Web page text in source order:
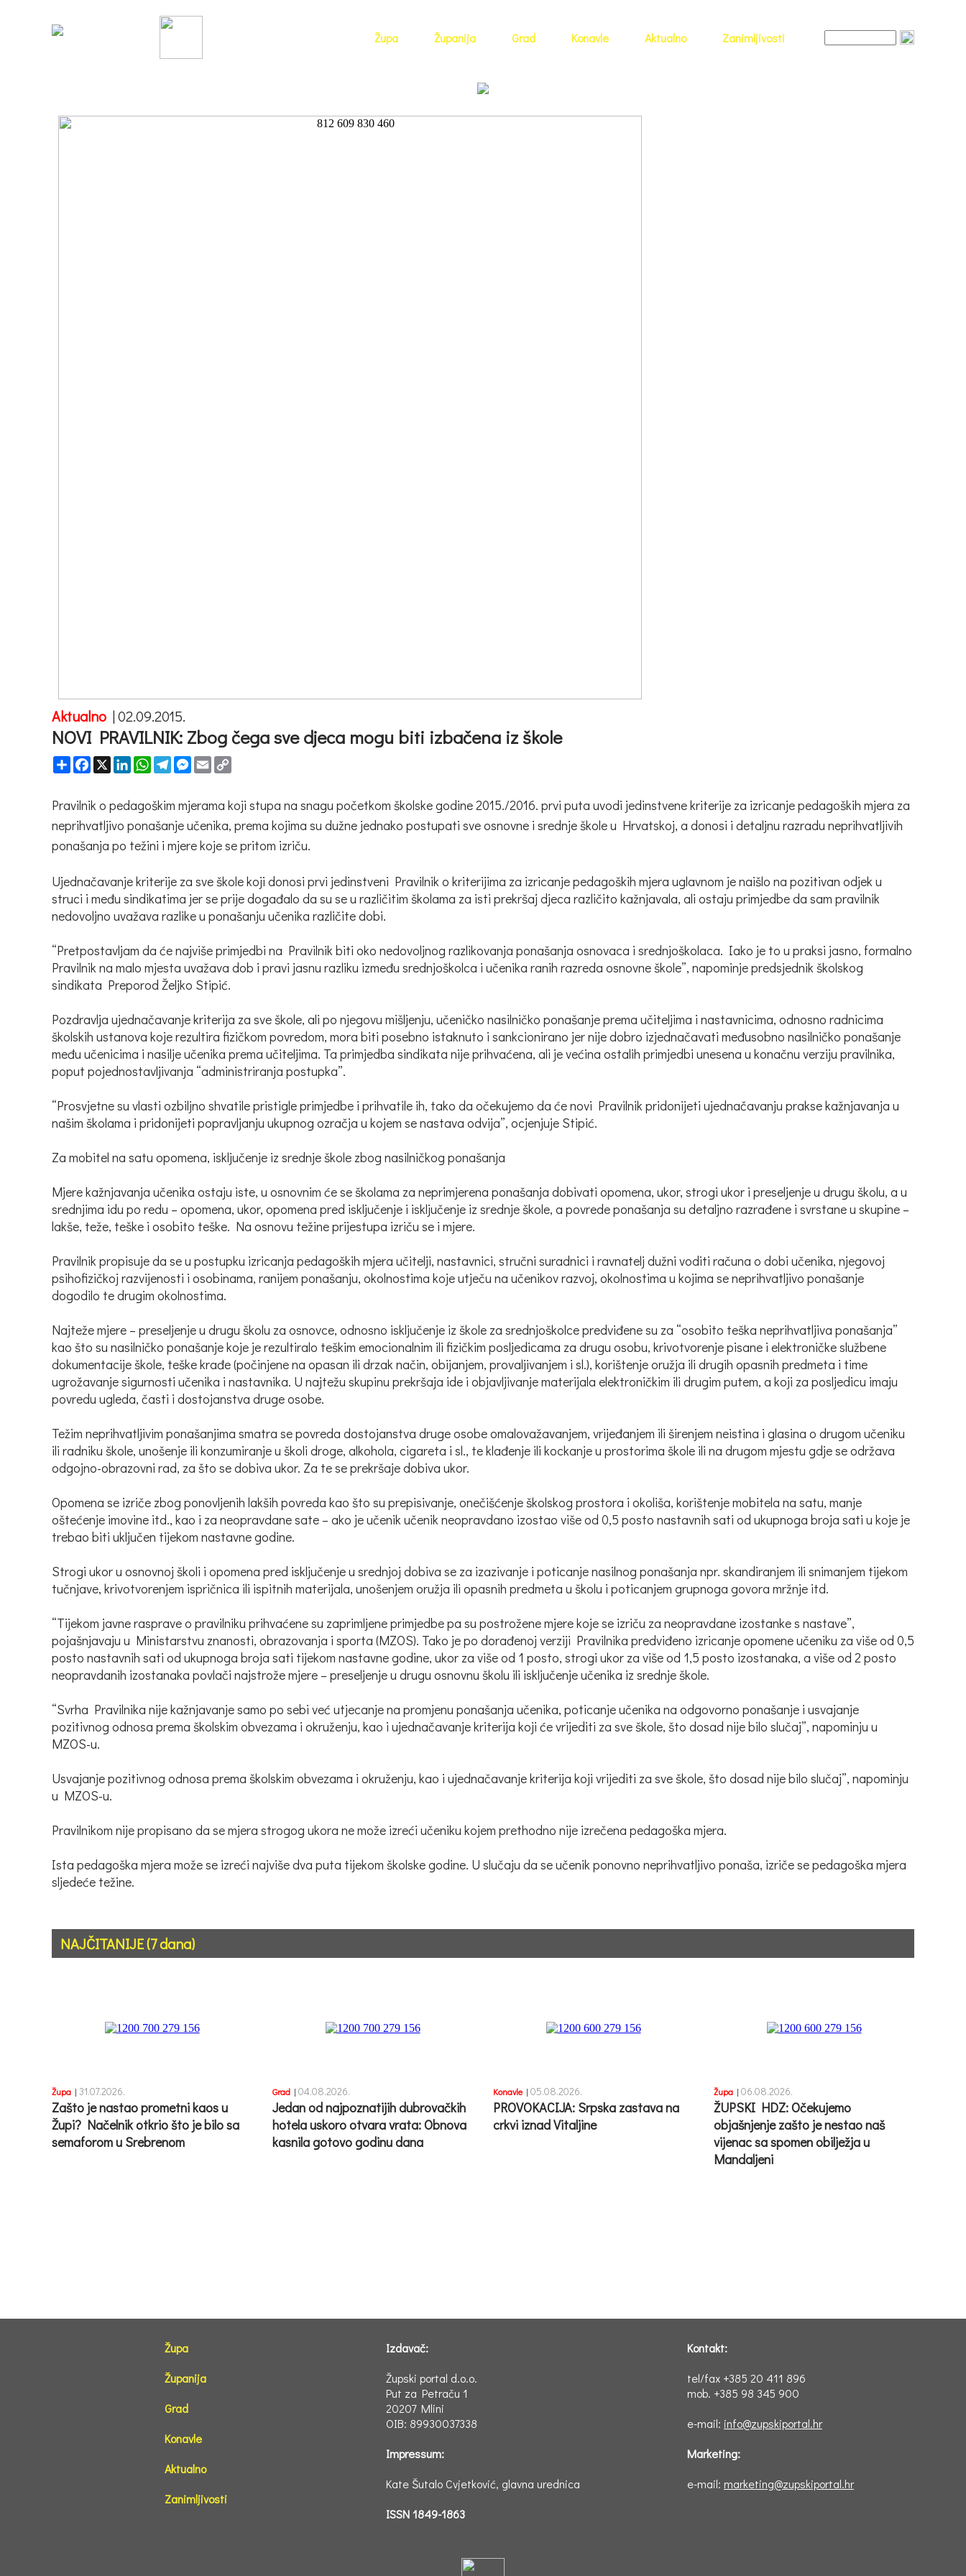
Župa Županija Grad Konavle Aktualno Zanimljivosti
Aktualno |02.09.2015.
NOVI PRAVILNIK: Zbog čega sve djeca mogu biti izbačena iz škole
ShareFacebook
X LinkedInWhatsApp
TelegramMessenger
Email
Pravilnik o pedagoškim mjerama koji stupa na snagu početkom školske godine 2015./2016. prvi puta uvodi jedinstvene kriterije za izricanje pedagoških mjera za
neprihvatljivo ponašanje učenika, prema kojima su dužne jednako postupati sve osnovne i srednje škole u Hrvatskoj, a donosi i detaljnu razradu neprihvatljivih
ponašanja po težini i mjere koje se pritom izriču.
Ujednačavanje kriterije za sve škole koji donosi prvi jedinstveni Pravilnik o kriterijima za izricanje pedagoških mjera uglavnom je naišlo na pozitivan odjek u
struci i među sindikatima jer se prije događalo da su se u različitim školama za isti prekršaj djeca različito kažnjavala, ali ostaju primjedbe da sam pravilnik
nedovoljno uvažava razlike u ponašanju učenika različite dobi.
“Pretpostavljam da će najviše primjedbi na Pravilnik biti oko nedovoljnog razlikovanja ponašanja osnovaca i srednjoškolaca. Iako je to u praksi jasno, formalno
Pravilnik na malo mjesta uvažava dob i pravi jasnu razliku između srednjoškolca i učenika ranih razreda osnovne škole”, napominje predsjednik školskog
sindikata Preporod Željko Stipić.
Pozdravlja ujednačavanje kriterija za sve škole, ali po njegovu mišljenju, učeničko nasilničko ponašanje prema učiteljima i nastavnicima, odnosno radnicima
školskih ustanova koje rezultira fizičkom povredom, mora biti posebno istaknuto i sankcionirano jer nije dobro izjednačavati međusobno nasilničko ponašanje
među učenicima i nasilje učenika prema učiteljima. Ta primjedba sindikata nije prihvaćena, ali je većina ostalih primjedbi unesena u konačnu verziju pravilnika,
poput pojednostavljivanja “administriranja postupka”.
“Prosvjetne su vlasti ozbiljno shvatile pristigle primjedbe i prihvatile ih, tako da očekujemo da će novi Pravilnik pridonijeti ujednačavanju prakse kažnjavanja u
našim školama i pridonijeti popravljanju ukupnog ozračja u kojem se nastava odvija”, ocjenjuje Stipić.
Za mobitel na satu opomena, isključenje iz srednje škole zbog nasilničkog ponašanja
Mjere kažnjavanja učenika ostaju iste, u osnovnim će se školama za neprimjerena ponašanja dobivati opomena, ukor, strogi ukor i preseljenje u drugu školu, a u
srednjima idu po redu – opomena, ukor, opomena pred isključenje i isključenje iz srednje škole, a povrede ponašanja su detaljno razrađene i svrstane u skupine –
lakše, teže, teške i osobito teške. Na osnovu težine prijestupa izriču se i mjere.
Pravilnik propisuje da se u postupku izricanja pedagoških mjera učitelji, nastavnici, stručni suradnici i ravnatelj dužni voditi računa o dobi učenika, njegovoj
psihofizičkoj razvijenosti i osobinama, ranijem ponašanju, okolnostima koje utječu na učenikov razvoj, okolnostima u kojima se neprihvatljivo ponašanje
dogodilo te drugim okolnostima.
Najteže mjere – preseljenje u drugu školu za osnovce, odnosno isključenje iz škole za srednjoškolce predviđene su za “osobito teška neprihvatljiva ponašanja”
kao što su nasilničko ponašanje koje je rezultiralo teškim emocionalnim ili fizičkim posljedicama za drugu osobu, krivotvorenje pisane i elektroničke službene
dokumentacije škole, teške krađe (počinjene na opasan ili drzak način, obijanjem, provaljivanjem i sl.), korištenje oružja ili drugih opasnih predmeta i time
ugrožavanje sigurnosti učenika i nastavnika. U najtežu skupinu prekršaja ide i objavljivanje materijala elektroničkim ili drugim putem, a koji za posljedicu imaju
povredu ugleda, časti i dostojanstva druge osobe.
Težim neprihvatljivim ponašanjima smatra se povreda dostojanstva druge osobe omalovažavanjem, vrijeđanjem ili širenjem neistina i glasina o drugom učeniku
ili radniku škole, unošenje ili konzumiranje u školi droge, alkohola, cigareta i sl., te klađenje ili kockanje u prostorima škole ili na drugom mjestu gdje se održava
odgojno-obrazovni rad, za što se dobiva ukor. Za te se prekršaje dobiva ukor.
Opomena se izriče zbog ponovljenih lakših povreda kao što su prepisivanje, onečišćenje školskog prostora i okoliša, korištenje mobitela na satu, manje
oštećenje imovine itd., kao i za neopravdane sate – ako je učenik učenik neopravdano izostao više od 0,5 posto nastavnih sati od ukupnoga broja sati u koje je
trebao biti uključen tijekom nastavne godine.
Strogi ukor u osnovnoj školi i opomena pred isključenje u srednjoj dobiva se za izazivanje i poticanje nasilnog ponašanja npr. skandiranjem ili snimanjem tijekom
tučnjave, krivotvorenjem ispričnica ili ispitnih materijala, unošenjem oružja ili opasnih predmeta u školu i poticanjem grupnoga govora mržnje itd.
“Tijekom javne rasprave o pravilniku prihvaćene su zaprimljene primjedbe pa su postrožene mjere koje se izriču za neopravdane izostanke s nastave”,
pojašnjavaju u Ministarstvu znanosti, obrazovanja i sporta (MZOS). Tako je po dorađenoj verziji Pravilnika predviđeno izricanje opomene učeniku za više od 0,5
posto nastavnih sati od ukupnoga broja sati tijekom nastavne godine, ukor za više od 1 posto, strogi ukor za više od 1,5 posto izostanaka, a više od 2 posto
neopravdanih izostanaka povlači najstrože mjere – preseljenje u drugu osnovnu školu ili isključenje učenika iz srednje škole.
“Svrha Pravilnika nije kažnjavanje samo po sebi već utjecanje na promjenu ponašanja učenika, poticanje učenika na odgovorno ponašanje i usvajanje
pozitivnog odnosa prema školskim obvezama i okruženju, kao i ujednačavanje kriterija koji će vrijediti za sve škole, što dosad nije bilo slučaj”, napominju u
MZOS-u.
Usvajanje pozitivnog odnosa prema školskim obvezama i okruženju, kao i ujednačavanje kriterija koji vrijediti za sve škole, što dosad nije bilo slučaj”, napominju
u MZOS-u.
Pravilnikom nije propisano da se mjera strogog ukora ne može izreći učeniku kojem prethodno nije izrečena pedagoška mjera.
Ista pedagoška mjera može se izreći najviše dva puta tijekom školske godine. U slučaju da se učenik ponovno neprihvatljivo ponaša, izriče se pedagoška mjera
sljedeće težine.
NAJČITANIJE (7 dana)
Župa | 31.07.2026.
Zašto je nastao prometni kaos u
Župi? Načelnik otkrio što je bilo sa
semaforom u Srebrenom
Grad | 04.08.2026.
Jedan od najpoznatijih dubrovačkih
hotela uskoro otvara vrata: Obnova
kasnila gotovo godinu dana
Konavle | 05.08.2026.
PROVOKACIJA: Srpska zastava na
crkvi iznad Vitaljine
Župa | 06.08.2026.
ŽUPSKI HDZ: Očekujemo
objašnjenje zašto je nestao naš
vijenac sa spomen obilježja u
Mandaljeni
Župa
Županija
Grad
Konavle
Aktualno
Zanimljivosti
Izdavač:
Župski portal d.o.o.
Put za Petraču 1
20207 Mlini
OIB: 89930037338
Impressum:
Kate Šutalo Cvjetković, glavna urednica
ISSN 1849-1863
Kontakt:
tel/fax +385 20 411 896
mob. +385 98 345 900
e-mail: info@zupskiportal.hr
Marketing:
e-mail: marketing@zupskiportal.hr